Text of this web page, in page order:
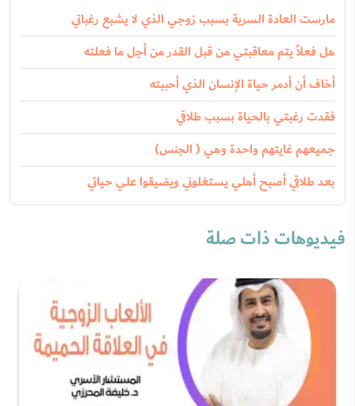
مارست العادة السرية بسبب زوجي الذي لا يشبع رغباتي
هل فعلاً يتم معاقبتي من قبل القدر من أجل ما فعلته
أخاف أن أدمر حياة الإنسان الذي أحببته
فقدت رغبتي بالحياة بسبب طلاقي
جميعهم غايتهم واحدة وهي ( الجنس)
بعد طلاقي أصبح أهلي يستغلوني ويضيقوا علي حياتي
فيديوهات ذات صلة